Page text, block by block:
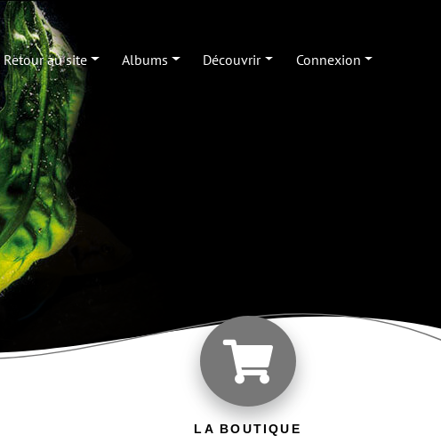
LA BOUTIQUE
Retour au site Albums Découvrir Connexion